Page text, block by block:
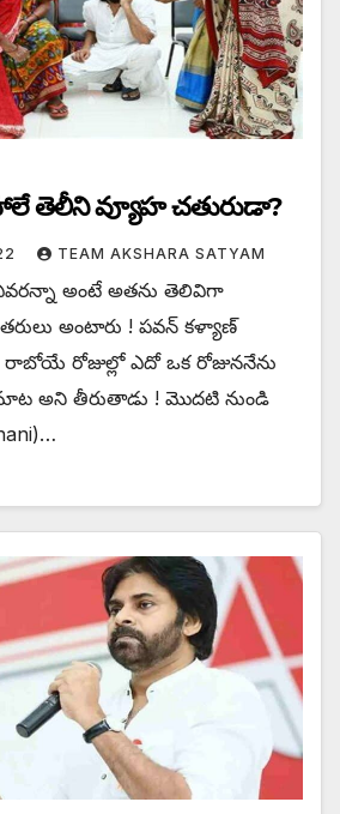
తెలీని వ్యూహ చతురుడా?
TEAM AKSHARA SATYAM
అంటే అతను తెలివిగా
అంటారు ! పవన్ కళ్యాణ్
రోజుల్లో ఎదో ఒక రోజుననేను
అని తీరుతాడు ! మొదటి నుండి